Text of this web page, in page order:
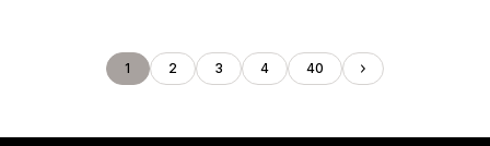
1 2 3 4 40